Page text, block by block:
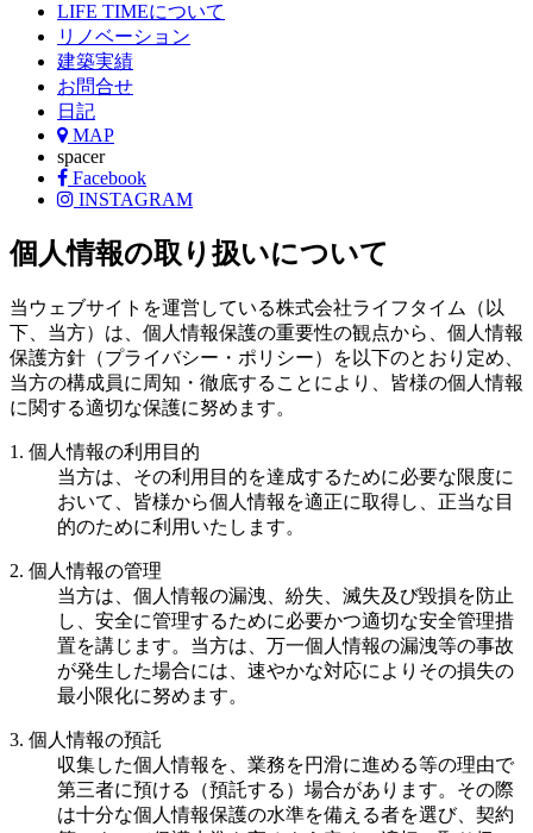
LIFE TIMEについて
リノベーション
建築実績
お問合せ
日記
MAP
spacer
Facebook
INSTAGRAM
個人情報の取り扱いについて
当ウェブサイトを運営している株式会社ライフタイム（以
下、当方）は、個人情報保護の重要性の観点から、個人情報
保護方針（プライバシー・ポリシー）を以下のとおり定め、
当方の構成員に周知・徹底することにより、皆様の個人情報
に関する適切な保護に努めます。
1. 個人情報の利用目的
当方は、その利用目的を達成するために必要な限度に
おいて、皆様から個人情報を適正に取得し、正当な目
的のために利用いたします。
2. 個人情報の管理
当方は、個人情報の漏洩、紛失、滅失及び毀損を防止
し、安全に管理するために必要かつ適切な安全管理措
置を講じます。当方は、万一個人情報の漏洩等の事故
が発生した場合には、速やかな対応によりその損失の
最小限化に努めます。
3. 個人情報の預託
収集した個人情報を、業務を円滑に進める等の理由で
第三者に預ける（預託する）場合があります。その際
は十分な個人情報保護の水準を備える者を選び、契約